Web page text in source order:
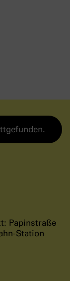
Papinstraße
Station